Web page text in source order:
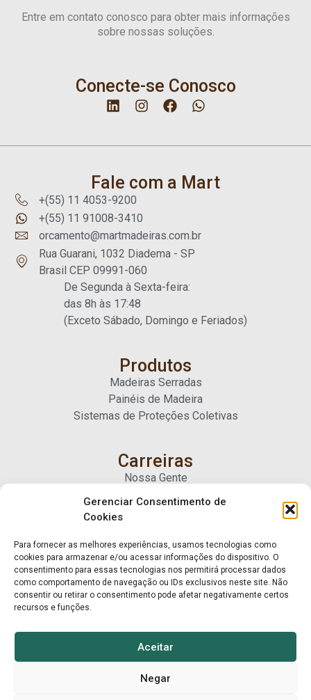
Gerenciar Consentimento de
Cookies
Para fornecer as melhores experiências, usamos tecnologias como
cookies para armazenar e/ou acessar informações do dispositivo. O
consentimento para essas tecnologias nos permitirá processar dados
como comportamento de navegação ou IDs exclusivos neste site. Não
consentir ou retirar o consentimento pode afetar negativamente certos
recursos e funções.
Aceitar
Negar
Entre em contato conosco para obter mais informações
sobre nossas soluções.
Conecte-se Conosco
Fale com a Mart
+(55) 11 4053-9200
+(55) 11 91008-3410
orcamento@martmadeiras.com.br
Rua Guarani, 1032 Diadema - SP
Brasil CEP 09991-060
De Segunda à Sexta-feira:
das 8h às 17:48
(Exceto Sábado, Domingo e Feriados)
Produtos
Madeiras Serradas
Painéis de Madeira
Sistemas de Proteções Coletivas
Carreiras
Nossa Gente
Fale Conosco
Trabalhe Conosco
© Mart Madeiras 2025. Todos os direitos reservados.